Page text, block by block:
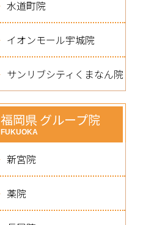
水道町院
イオンモール宇城院
サンリブシティくまなん院
福岡県 グループ院
FUKUOKA
新宮院
薬院